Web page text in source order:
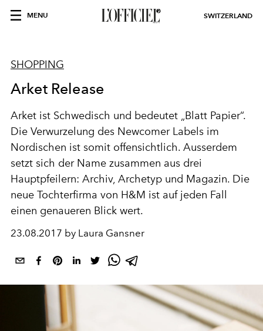
MENU SWITZERLAND
SHOPPING
Arket Release
Arket ist Schwedisch und bedeutet „Blatt Papier“.
Die Verwurzelung des Newcomer Labels im
Nordischen ist somit offensichtlich. Ausserdem
setzt sich der Name zusammen aus drei
Hauptpfeilern: Archiv, Archetyp und Magazin. Die
neue Tochterfirma von H&M ist auf jeden Fall
einen genaueren Blick wert.
23.08.2017 by Laura Gansner